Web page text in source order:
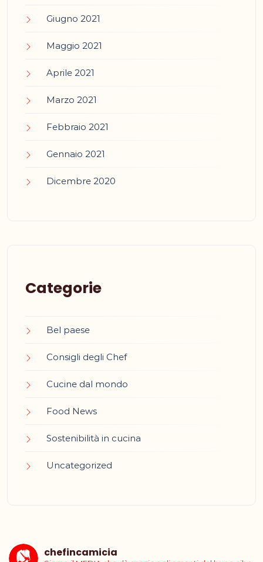
Giugno 2021
Maggio 2021
Aprile 2021
Marzo 2021
Febbraio 2021
Gennaio 2021
Dicembre 2020
Categorie
Bel paese
Consigli degli Chef
Cucine dal mondo
Food News
Sostenibilità in cucina
Uncategorized
chefincamicia